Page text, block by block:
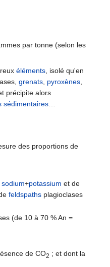
par tonne (selon les
éléments , isolé qu'en
grenats pyroxènes
et précipite alors
sédimentaires
des proportions de
sodium+potassium et de
feldspaths plagioclases
(de 10 à 70 % An =
de CO2 ; et dont la